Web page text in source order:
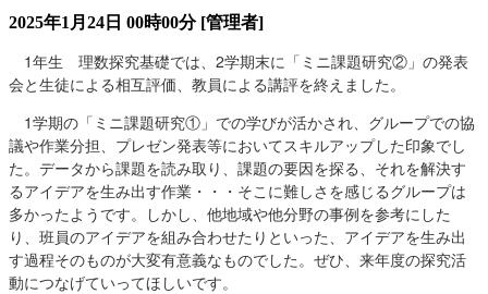
2025年1月24日 00時00分 [管理者]
1年生 理数探究基礎では、2学期末に「ミニ課題研究②」の発表
会と生徒による相互評価、教員による講評を終えました。
1学期の「ミニ課題研究①」での学びが活かされ、グループでの協
議や作業分担、プレゼン発表等においてスキルアップした印象でし
た。データから課題を読み取り、課題の要因を探る、それを解決す
るアイデアを生み出す作業・・・そこに難しさを感じるグループは
多かったようです。しかし、他地域や他分野の事例を参考にした
り、班員のアイデアを組み合わせたりといった、アイデアを生み出
す過程そのものが大変有意義なものでした。ぜひ、来年度の探究活
動につなげていってほしいです。